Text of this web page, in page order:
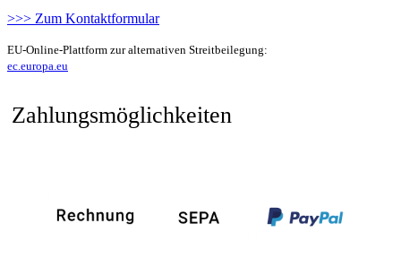
>>> Zum Kontaktformular
EU-Online-Plattform zur alternativen Streitbeilegung:
ec.europa.eu
Zahlungsmöglichkeiten